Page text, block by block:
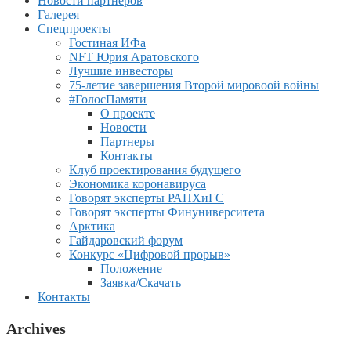
Галерея
Спецпроекты
Гостиная ИФа
NFT Юрия Аратовского
Лучшие инвесторы
75-летие завершения Второй мировоой войны
#ГолосПамяти
О проекте
Новости
Партнеры
Контакты
Клуб проектирования будущего
Экономика коронавируса
Говорят эксперты РАНХиГС
Говорят эксперты Финуниверситета
Арктика
Гайдаровский форум
Конкурс «Цифровой прорыв»
Положение
Заявка/Скачать
Контакты
Archives